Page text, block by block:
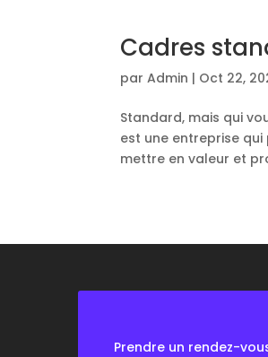
Cadres
parAdmin | Oct 22,
Standard, mais qui
est une entreprise
mettre en valeur et
Prendre un rendez-